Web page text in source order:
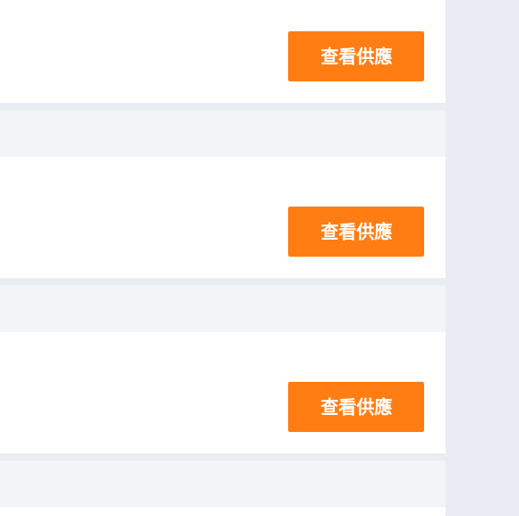
查看供應
查看供應
查看供應